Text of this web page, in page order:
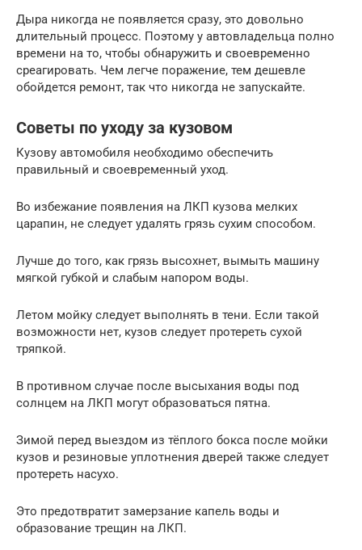
Дыра никогда не появляется сразу, это довольно
длительный процесс. Поэтому у автовладельца полно
времени на то, чтобы обнаружить и своевременно
среагировать. Чем легче поражение, тем дешевле
обойдется ремонт, так что никогда не запускайте.
Советы по уходу за кузовом
Кузову автомобиля необходимо обеспечить
правильный и своевременный уход.
Во избежание появления на ЛКП кузова мелких
царапин, не следует удалять грязь сухим способом.
Лучше до того, как грязь высохнет, вымыть машину
мягкой губкой и слабым напором воды.
Летом мойку следует выполнять в тени. Если такой
возможности нет, кузов следует протереть сухой
тряпкой.
В противном случае после высыхания воды под
солнцем на ЛКП могут образоваться пятна.
Зимой перед выездом из тёплого бокса после мойки
кузов и резиновые уплотнения дверей также следует
протереть насухо.
Это предотвратит замерзание капель воды и
образование трещин на ЛКП.